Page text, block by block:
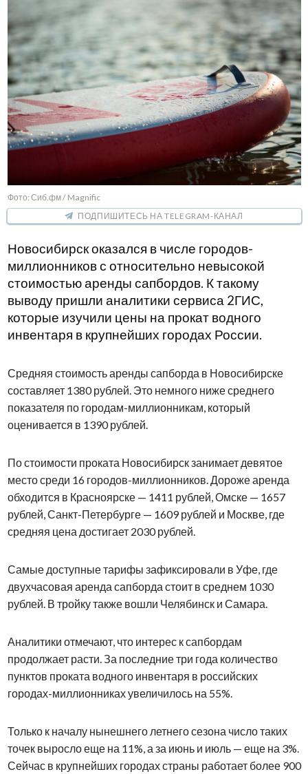
Фото: Сиб.фм / Magnific
ПОДПИШИТЕСЬ НА TELEGRAM-КАНАЛ
Новосибирск оказался в числе городов-
миллионников с относительно невысокой
стоимостью аренды сапбордов. К такому
выводу пришли аналитики сервиса 2ГИС,
которые изучили цены на прокат водного
инвентаря в крупнейших городах России.
Средняя стоимость аренды сапборда в Новосибирске
составляет 1380 рублей. Это немного ниже среднего
показателя по городам-миллионникам, который
оценивается в 1390 рублей.
По стоимости проката Новосибирск занимает девятое
место среди 16 городов-миллионников. Дороже аренда
обходится в Красноярске — 1411 рублей, Омске — 1657
рублей, Санкт-Петербурге — 1609 рублей и Москве, где
средняя цена достигает 2030 рублей.
Самые доступные тарифы зафиксировали в Уфе, где
двухчасовая аренда сапборда стоит в среднем 1030
рублей. В тройку также вошли Челябинск и Самара.
Аналитики отмечают, что интерес к сапбордам
продолжает расти. За последние три года количество
пунктов проката водного инвентаря в российских
городах-миллионниках увеличилось на 55%.
Только к началу нынешнего летнего сезона число таких
точек выросло еще на 11%, а за июнь и июль — еще на 3%.
Сейчас в крупнейших городах страны работает более 900